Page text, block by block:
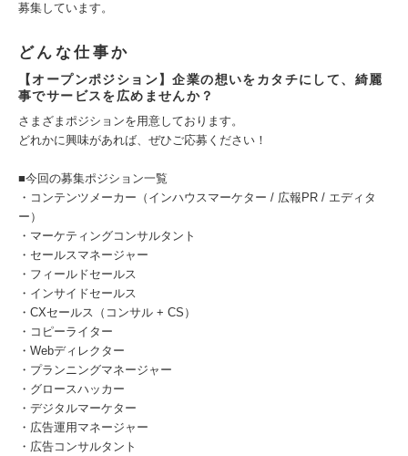
募集しています。
どんな仕事か
【オープンポジション】企業の想いをカタチにして、綺麗
事でサービスを広めませんか？
さまざまポジションを用意しております。
どれかに興味があれば、ぜひご応募ください！
■今回の募集ポジション一覧
・コンテンツメーカー（インハウスマーケター / 広報PR / エディタ
ー）
・マーケティングコンサルタント
・セールスマネージャー
・フィールドセールス
・インサイドセールス
・CXセールス（コンサル + CS）
・コピーライター
・Webディレクター
・プランニングマネージャー
・グロースハッカー
・デジタルマーケター
・広告運用マネージャー
・広告コンサルタント